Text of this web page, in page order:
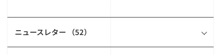
ニュースレター （52）